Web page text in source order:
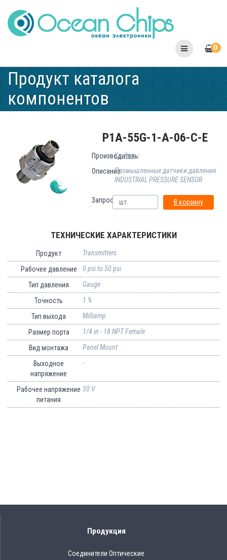
to
content
0
Продукт каталога
компонентов
P1A-55G-1-A-06-C-E
Производитель:
Kavlico
Описание:Промышленные датчики давления
INDUSTRIAL PRESSURE SENSOR
Запрос: В корзину
ТЕХНИЧЕСКИЕ ХАРАКТЕРИСТИКИ
Продукт
Transmitters
Рабочее давление
0 psi to 50 psi
Тип давления
Gauge
Точность
1 %
Тип выхода
Milliamp
Размер порта
1/4 in - 18 NPT Female
Вид монтажа
Panel Mount
Выходное
напряжение
-
Рабочее напряжение
питания
30 V
Продукция
Соединители Оптические